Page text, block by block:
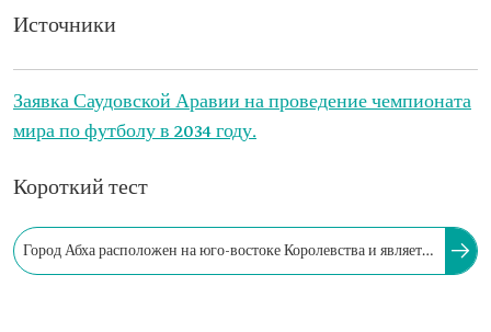
Источники
Заявка Саудовской Аравии на проведение чемпионата
мира по футболу в 2034 году.
Короткий тест
Город Абха расположен на юго-востоке Королевства и является